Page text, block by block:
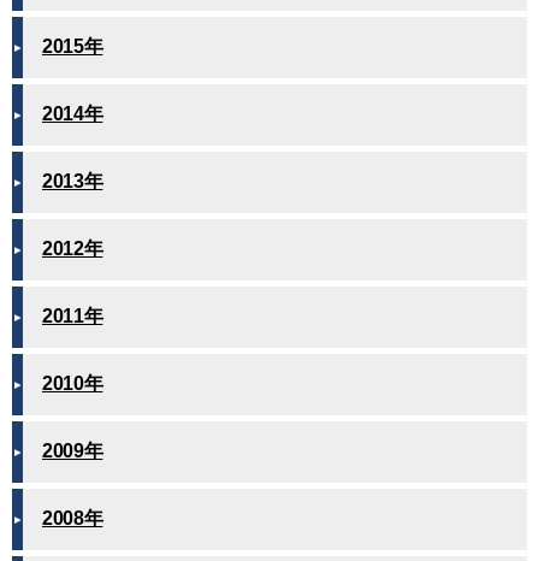
2015年
2014年
2013年
2012年
2011年
2010年
2009年
2008年